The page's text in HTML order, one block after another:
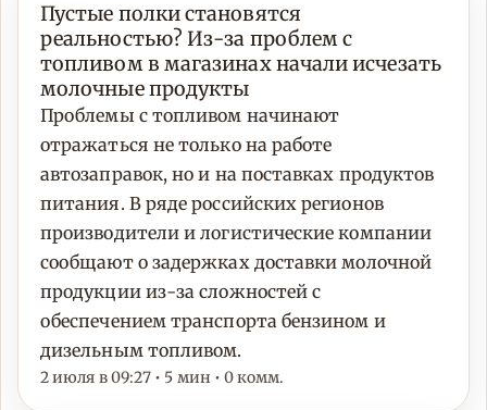
Пустые полки становятся
реальностью? Из-за проблем с
топливом в магазинах начали исчезать
молочные продукты
Проблемы с топливом начинают
отражаться не только на работе
автозаправок, но и на поставках продуктов
питания. В ряде российских регионов
производители и логистические компании
сообщают о задержках доставки молочной
продукции из-за сложностей с
обеспечением транспорта бензином и
дизельным топливом.
2 июля в 09:27 • 5 мин • 0 комм.